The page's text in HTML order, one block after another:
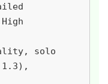
solo